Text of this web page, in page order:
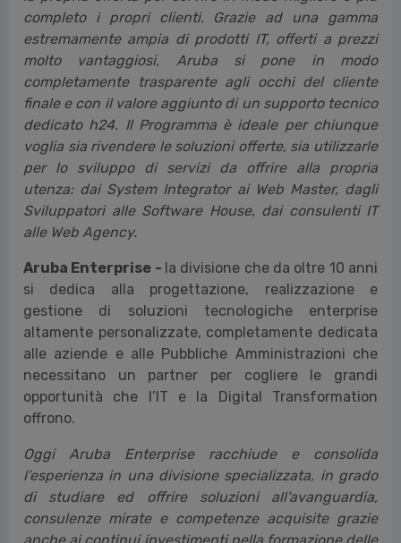
completo i propri clienti. Grazie ad una gamma
estremamente ampia di prodotti IT, offerti a prezzi
molto vantaggiosi, Aruba si pone in modo
completamente trasparente agli occhi del cliente
finale e con il valore aggiunto di un supporto tecnico
dedicato h24. Il Programma è ideale per chiunque
voglia sia rivendere le soluzioni offerte, sia utilizzarle
per lo sviluppo di servizi da offrire alla propria
utenza: dai System Integrator ai Web Master, dagli
Sviluppatori alle Software House, dai consulenti IT
alle Web Agency.
Aruba Enterprise - la divisione che da oltre 10 anni
si dedica alla progettazione, realizzazione e
gestione di soluzioni tecnologiche enterprise
altamente personalizzate, completamente dedicata
alle aziende e alle Pubbliche Amministrazioni che
necessitano un partner per cogliere le grandi
opportunità che l’IT e la Digital Transformation
offrono.
Oggi Aruba Enterprise racchiude e consolida
l’esperienza in una divisione specializzata, in grado
di studiare ed offrire soluzioni all’avanguardia,
consulenze mirate e competenze acquisite grazie